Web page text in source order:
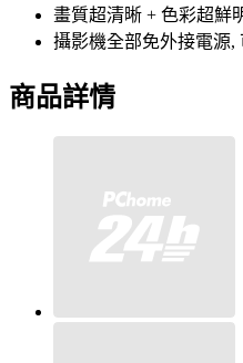
畫質超清晰 + 色彩超鮮
攝影機全部免外接電源,
商品詳情